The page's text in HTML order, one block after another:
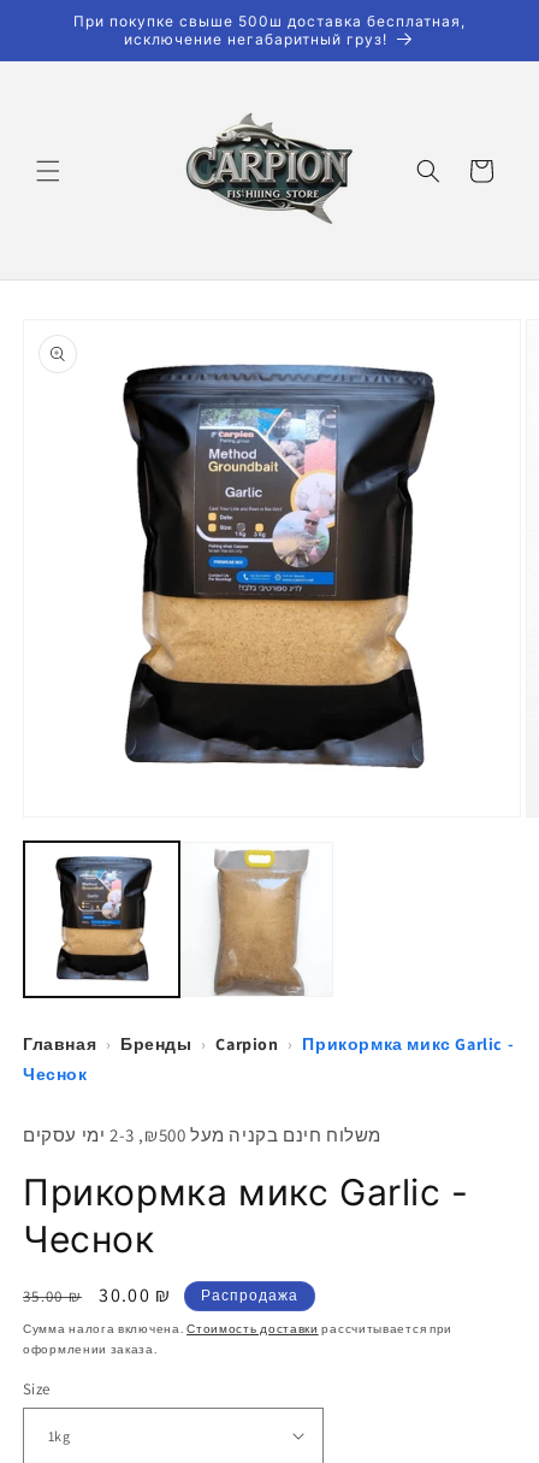
При покупке свыше 500ш доставка бесплатная,
исключение негабаритный груз!
Корзина
информации
о продукте
медиа-
файлы
модальном
Главная › Бренды › Carpion › Прикормка микс Garlic -
Чеснок
משלוח חינם בקניה מעל ₪500, 2-3 ימי עסקים
Прикормка микс Garlic -
Чеснок
Обычная
цена
35.00 ₪
Цена
со
скидкой
30.00 ₪ Распродажа
Сумма налога включена.Стоимость доставки рассчитывается при
оформлении заказа.
Size